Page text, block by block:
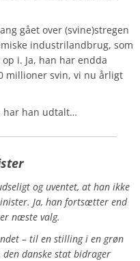
gået over (svine)stregen
industrilandbrug, som
i. Ja, han har endda
millioner svin, vi nu årligt
har han udtalt…
og uventet, at han ikke
Ja, han fortsætter end
næste valg.
– til en stilling i en grøn
danske stat bidrager